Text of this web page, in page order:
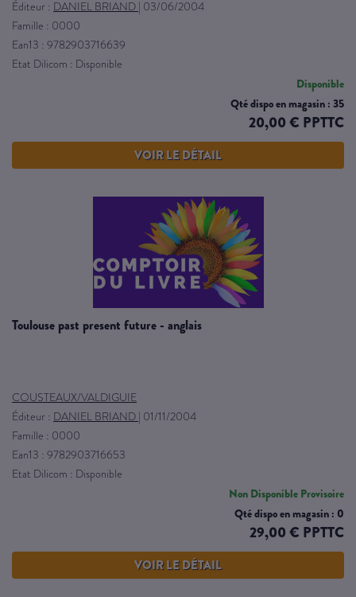
Éditeur : DANIEL BRIAND | 03/06/2004
Famille : 0000
Ean13 : 9782903716639
Etat Dilicom : Disponible
Disponible
Qté dispo en magasin : 35
20,00 € PPTTC
VOIR LE DÉTAIL
toulouse past present future - anglais
COUSTEAUX/VALDIGUIE
Éditeur : DANIEL BRIAND | 01/11/2004
Famille : 0000
Ean13 : 9782903716653
Etat Dilicom : Disponible
Non Disponible Provisoire
Qté dispo en magasin : 0
29,00 € PPTTC
VOIR LE DÉTAIL